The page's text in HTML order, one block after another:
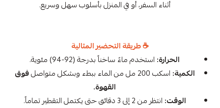
أثناء السفر، أو في المنزل بأسلوب سهل وسريع.
☕ طريقة التحضير المثالية
الحرارة: استخدم ماءً ساخناً بدرجة (92-94) مئوية.
الكمية: اسكب 200 مل من الماء ببطء وبشكل متواصل
فوق
القهوة.
الوقت: انتظر من 2 إلى 3 دقائق حتى يكتمل التقطير تماماً.